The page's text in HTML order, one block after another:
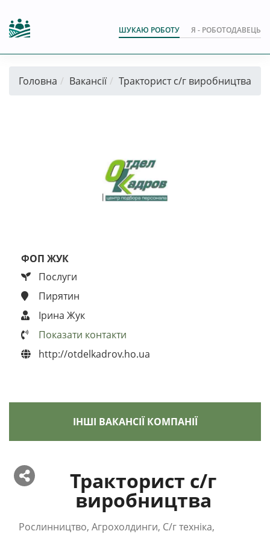
ШУКАЮ РОБОТУ Я - РОБОТОДАВЕЦЬ
Головна Вакансії Тракторист с/г виробництва
ФОП ЖУК
Послуги
Пирятин
Ірина Жук
Показати контакти
http://otdelkadrov.ho.ua
ІНШІ ВАКАНСІЇ КОМПАНІЇ
Тракторист с/г
виробництва
Рослинництво, Агрохолдинги, С/г техніка,